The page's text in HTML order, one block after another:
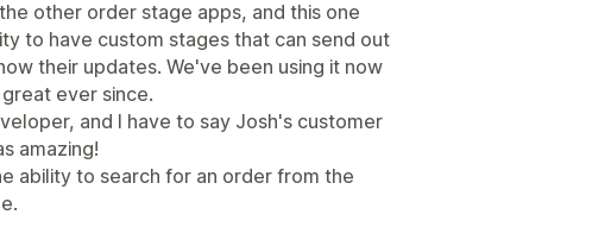
other order stage apps, and this one
to have custom stages that can send out
their updates. We've been using it now
ever since.
and I have to say Josh's customer
amazing!
ability to search for an order from the